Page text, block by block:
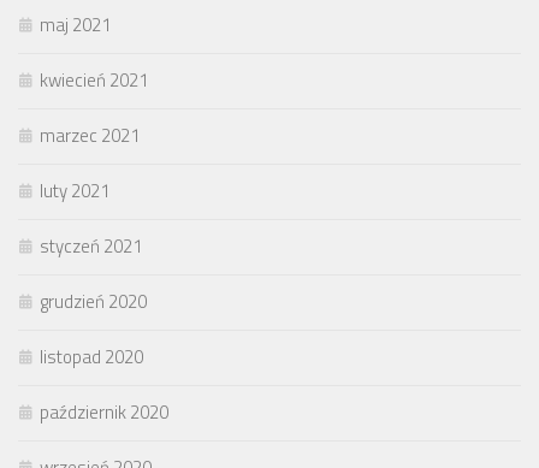
maj 2021
kwiecień 2021
marzec 2021
luty 2021
styczeń 2021
grudzień 2020
listopad 2020
październik 2020